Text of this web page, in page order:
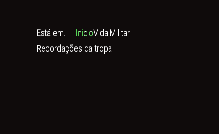
Está em... InicioVida Militar
Recordações da tropa